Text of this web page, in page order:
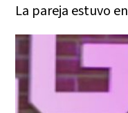
La pareja estuvo